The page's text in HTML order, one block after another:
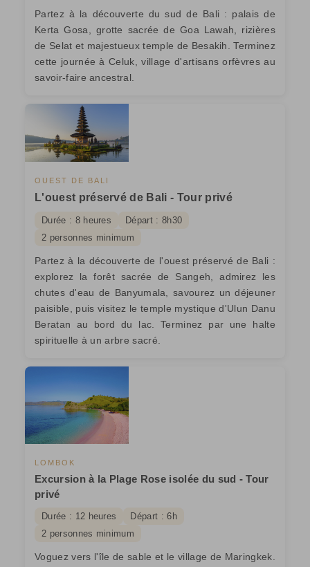
Partez à la découverte du sud de Bali : palais de
Kerta Gosa, grotte sacrée de Goa Lawah, rizières
de Selat et majestueux temple de Besakih. Terminez
cette journée à Celuk, village d'artisans orfèvres au
savoir-faire ancestral.
OUEST DE BALI
L'ouest préservé de Bali - Tour privé
Durée : 8 heures
Départ : 8h30
2 personnes minimum
Partez à la découverte de l'ouest préservé de Bali :
explorez la forêt sacrée de Sangeh, admirez les
chutes d'eau de Banyumala, savourez un déjeuner
paisible, puis visitez le temple mystique d'Ulun Danu
Beratan au bord du lac. Terminez par une halte
spirituelle à un arbre sacré.
LOMBOK
Excursion à la Plage Rose isolée du sud - Tour
privé
Durée : 12 heures
Départ : 6h
2 personnes minimum
Voguez vers l'île de sable et le village de Maringkek.